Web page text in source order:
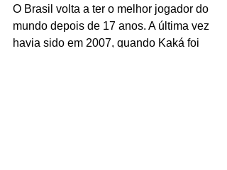
O Brasil volta a ter o melhor jogador do
mundo depois de 17 anos. A última vez
havia sido em 2007, quando Kaká foi